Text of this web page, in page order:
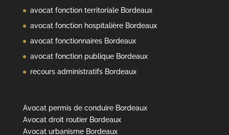
avocat fonction territoriale Bordeaux
avocat fonction hospitalière Bordeaux
avocat fonctionnaires Bordeaux
avocat fonction publique Bordeaux
recours administratifs Bordeaux
Avocat permis de conduire Bordeaux
Avocat droit routier Bordeaux
Avocat urbanisme Bordeaux